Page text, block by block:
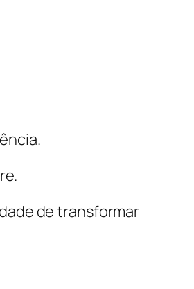
de transformar